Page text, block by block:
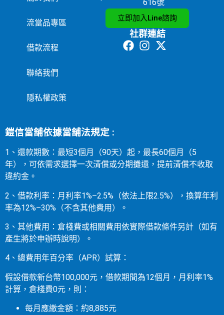
流當品專區
借款流程
聯絡我們
隱私權政策
616號
立即加入Line諮詢
社群連結
鎧信當舖依據當舖法規定 :
1、還款期數：最短3個月（90天）起，最長60個月（5
年），可依需求選擇一次清償或分期攤還，提前清償不收取
違約金。
2、借款利率：月利率1%–2.5%（依法上限2.5%），換算年利
率為12%–30%（不含其他費用）。
3、其他費用：倉棧費或相關費用依實際借款條件另計（如有
產生將於申辦時說明）。
4、總費用年百分率（APR）試算：
假設借款新台幣100,000元，借款期間為12個月，月利率1%
計算，倉棧費0元，則：
每月應繳金額：約8,885元